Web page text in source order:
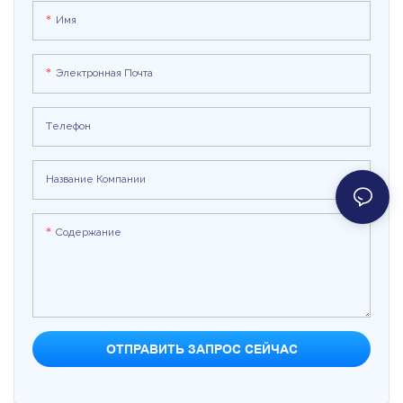
Имя
Электронная Почта
Телефон
Название Компании
Содержание
ОТПРАВИТЬ ЗАПРОС СЕЙЧАС
заведения, наши игры обязательно
развлекут гостей часами подряд